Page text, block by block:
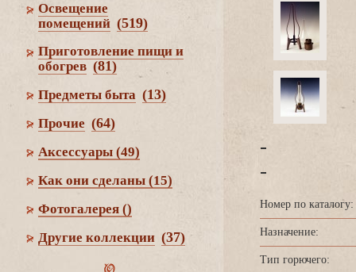
Освещение
помещений (519)
Приготовление пищи и
обогре (81)
Предметы быта (13)
Прочие (64)
Аксессуары (49)
Как они сделаны (15)
Фотогалерея ()
Другие коллекции (37)
-
-
Номер по каталогу:
Назначение:
Тип горючего: